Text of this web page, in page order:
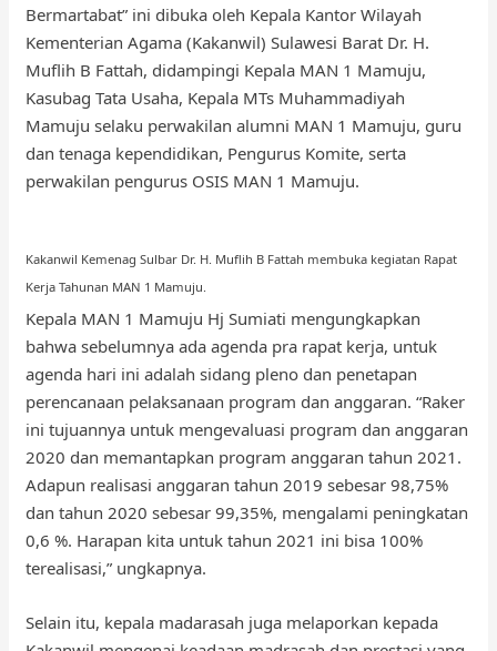
Bermartabat” ini dibuka oleh Kepala Kantor Wilayah
Kementerian Agama (Kakanwil) Sulawesi Barat Dr. H.
Muflih B Fattah, didampingi Kepala MAN 1 Mamuju,
Kasubag Tata Usaha, Kepala MTs Muhammadiyah
Mamuju selaku perwakilan alumni MAN 1 Mamuju, guru
dan tenaga kependidikan, Pengurus Komite, serta
perwakilan pengurus OSIS MAN 1 Mamuju.
Kakanwil Kemenag Sulbar Dr. H. Muflih B Fattah membuka kegiatan Rapat
Kerja Tahunan MAN 1 Mamuju.
Kepala MAN 1 Mamuju Hj Sumiati mengungkapkan
bahwa sebelumnya ada agenda pra rapat kerja, untuk
agenda hari ini adalah sidang pleno dan penetapan
perencanaan pelaksanaan program dan anggaran. “Raker
ini tujuannya untuk mengevaluasi program dan anggaran
2020 dan memantapkan program anggaran tahun 2021.
Adapun realisasi anggaran tahun 2019 sebesar 98,75%
dan tahun 2020 sebesar 99,35%, mengalami peningkatan
0,6 %. Harapan kita untuk tahun 2021 ini bisa 100%
terealisasi,” ungkapnya.
Selain itu, kepala madarasah juga melaporkan kepada